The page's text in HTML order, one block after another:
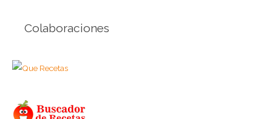
Colaboraciones